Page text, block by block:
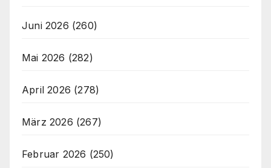
Juni 2026 (260)
Mai 2026 (282)
April 2026 (278)
März 2026 (267)
Februar 2026 (250)